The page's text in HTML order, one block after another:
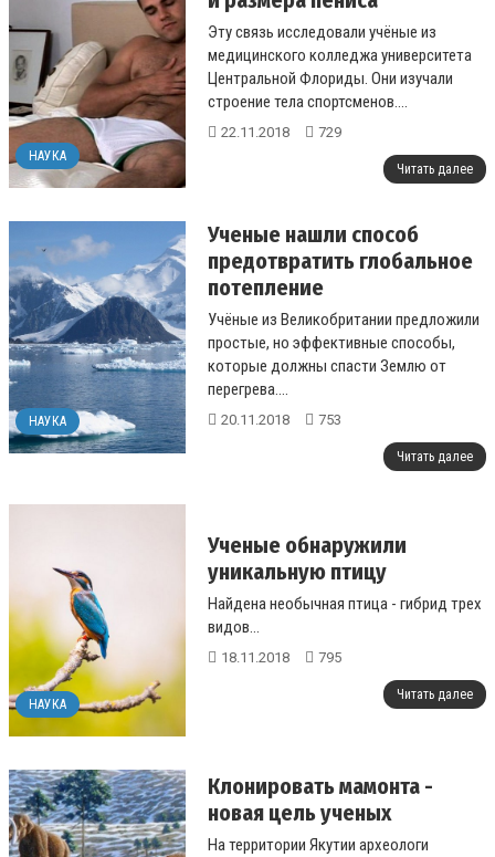
НАУКА
Эту связь исследовали учёные из
медицинского колледжа университета
Центральной Флориды. Они изучали
строение тела спортсменов....
22.11.2018 729
Читать далее
НАУКА
Ученые нашли способ
предотвратить глобальное
потепление
Учёные из Великобритании предложили
простые, но эффективные способы,
которые должны спасти Землю от
перегрева....
20.11.2018 753
Читать далее
НАУКА
Ученые обнаружили
уникальную птицу
Найдена необычная птица - гибрид трех
видов...
18.11.2018 795
Читать далее
Клонировать мамонта -
новая цель ученых
На территории Якутии археологи